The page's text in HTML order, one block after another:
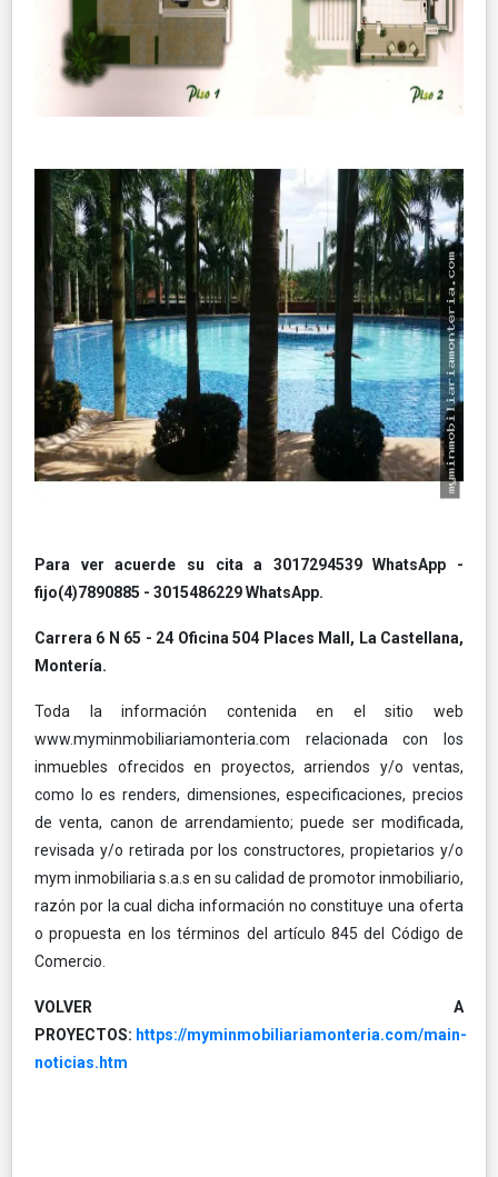
Para ver acuerde su cita a 3017294539 WhatsApp -
fijo(4)7890885 - 3015486229 WhatsApp.
Carrera 6 N 65 - 24 Oficina 504 Places Mall, La Castellana,
Montería.
Toda la información contenida en el sitio web
www.myminmobiliariamonteria.com relacionada con los
inmuebles ofrecidos en proyectos, arriendos y/o ventas,
como lo es renders, dimensiones, especificaciones, precios
de venta, canon de arrendamiento; puede ser modificada,
revisada y/o retirada por los constructores, propietarios y/o
mym inmobiliaria s.a.s en su calidad de promotor inmobiliario,
razón por la cual dicha información no constituye una oferta
o propuesta en los términos del artículo 845 del Código de
Comercio.
VOLVER A
PROYECTOS: https://myminmobiliariamonteria.com/main-
noticias.htm